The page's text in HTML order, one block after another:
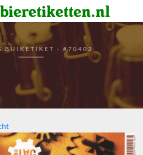
BUIKETIKET - #70402